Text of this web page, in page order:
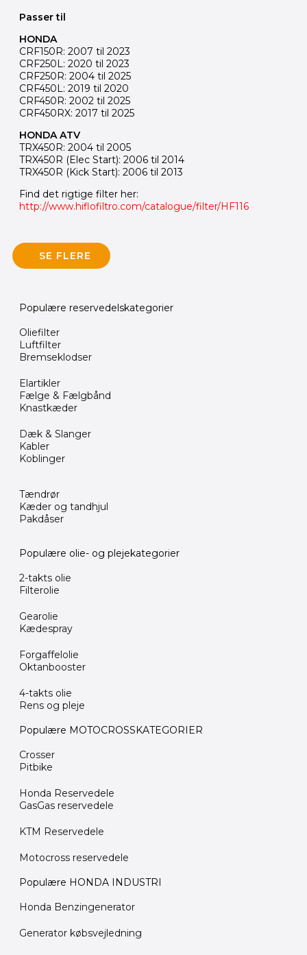
Passer til
HONDA
CRF150R: 2007 til 2023
CRF250L: 2020 til 2023
CRF250R: 2004 til 2025
CRF450L: 2019 til 2020
CRF450R: 2002 til 2025
CRF450RX: 2017 til 2025
HONDA ATV
TRX450R: 2004 til 2005
TRX450R (Elec Start): 2006 til 2014
TRX450R (Kick Start): 2006 til 2013
Find det rigtige filter her:
http://www.hiflofiltro.com/catalogue/filter/HF116
SE FLERE
Populære reservedelskategorier
Oliefilter
Luftfilter
Bremseklodser
Elartikler
Fælge & Fælgbånd
Knastkæder
Dæk & Slanger
Kabler
Koblinger
Tændrør
Kæder og tandhjul
Pakdåser
Populære olie- og plejekategorier
2-takts olie
Filterolie
Gearolie
Kædespray
Forgaffelolie
Oktanbooster
4-takts olie
Rens og pleje
Populære MOTOCROSSKATEGORIER
Crosser
Pitbike
Honda Reservedele
GasGas reservedele
KTM Reservedele
Motocross reservedele
Populære HONDA INDUSTRI
Honda Benzingenerator
Generator købsvejledning